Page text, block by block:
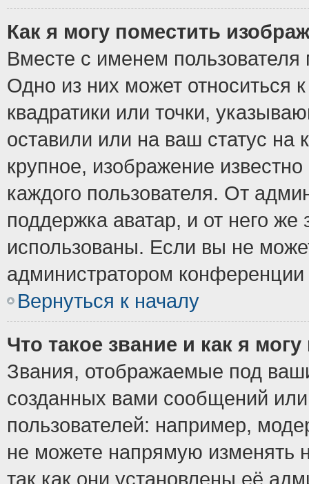
Как я могу поместить
Вместе с именем пользователя
Одно из них может относиться
квадратики или точки,
оставили или на ваш статус
крупное, изображение
каждого пользователя. От
поддержка аватар, и от него же
использованы. Если вы не
администратором
Вернуться к началу
Что такое звание и как я
Звания, отображаемые под
созданных вами сообщений
пользователей: например,
не можете напрямую изменять
так как они установлены её